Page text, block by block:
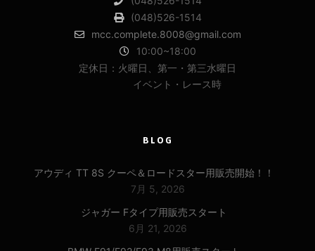
(048)526-1514
mcc.complete.8008@gmail.com
10:00~18:00
定休日：火曜日、第一・第三水曜日
イベント・レース時
BLOG
アウディ TT 8S クーペ＆ロードスター用販売開始！！
7月 5, 2026
ジャガー Fタイプ用販売スタート
6月 21, 2026